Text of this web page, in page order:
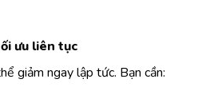
ưu liên tục
giảm ngay lập tức. Bạn cần: